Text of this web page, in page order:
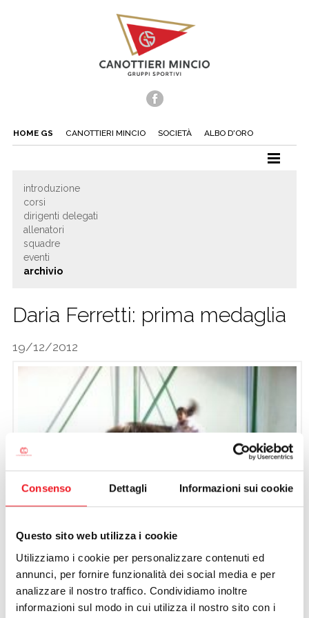
Consenso Dettagli Informazioni sui cookie
Questo sito web utilizza i cookie
Utilizziamo i cookie per personalizzare contenuti ed
annunci, per fornire funzionalità dei social media e per
analizzare il nostro traffico. Condividiamo inoltre
informazioni sul modo in cui utilizza il nostro sito con i
HOME GS CANOTTIERI MINCIO SOCIETÀ ALBO D'ORO
CANOA
TUFFI
NUOTO
TENNIS
CALCIO
introduzione
corsi
dirigenti delegati
allenatori
squadre
eventi
archivio
Daria Ferretti: prima medaglia
19/12/2012